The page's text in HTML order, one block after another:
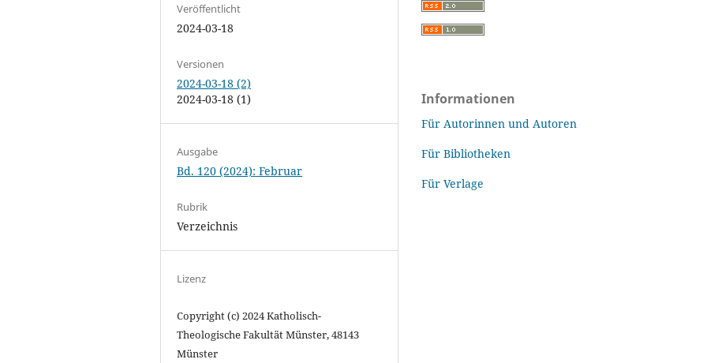
Veröffentlicht
2024-03-18
Versionen
2024-03-18 (2)
2024-03-18 (1)
Ausgabe
Bd. 120 (2024): Februar
Rubrik
Verzeichnis
Lizenz
Copyright (c) 2024 Katholisch-
Theologische Fakultät Münster, 48143
Münster
Informationen
Für Autorinnen und Autoren
Für Bibliotheken
Für Verlage